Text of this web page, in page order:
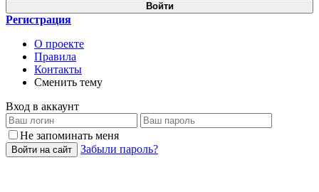
Войти
Регистрация
О проекте
Правила
Контакты
Сменить тему
Вход в аккаунт
Не запоминать меня
Войти на сайт Забыли пароль?